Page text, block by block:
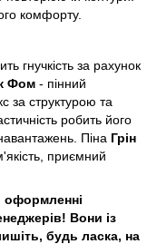
комфорту.
гнучкість за рахунок
Фом - пінний
за структурою та
робить його
Піна Грін
приємний
оформленні
Вони із
будь ласка, на